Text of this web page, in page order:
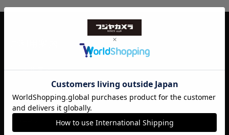
ご利用案内
お買い物ガイド
WEBサイトの使い方